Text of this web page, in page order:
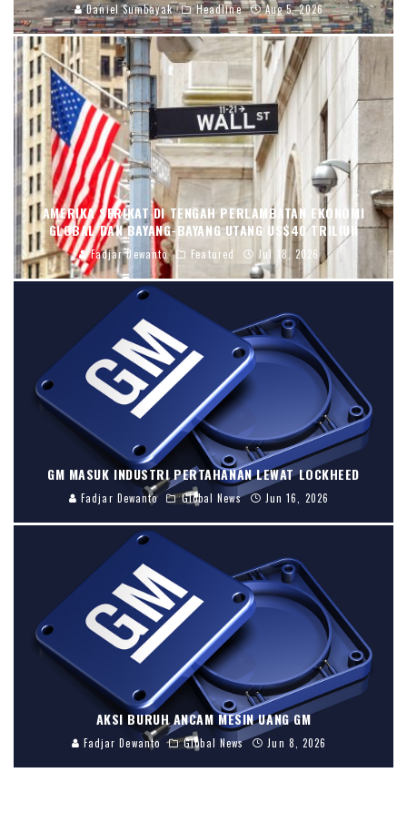
Daniel Sumbayak Headline Aug 5, 2026
AMERIKA SERIKAT DI TENGAH PERLAMBATAN EKONOMI
GLOBAL DAN BAYANG-BAYANG UTANG US$40 TRILIUN
Fadjar Dewanto Featured Jul 18, 2026
GM MASUK INDUSTRI PERTAHANAN LEWAT LOCKHEED
Fadjar Dewanto Global News Jun 16, 2026
AKSI BURUH ANCAM MESIN UANG GM
Fadjar Dewanto Global News Jun 8, 2026